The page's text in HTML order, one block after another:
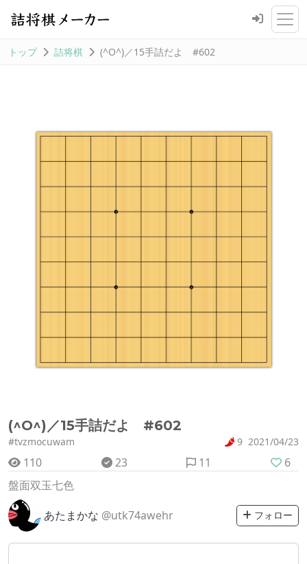
トップ 詰将棋 (^O^)／15手詰だよ #602
(^O^)／15手詰だよ #602
#tvzmocuwam 9 2021/04/23
110 23 11
6
盤面双玉七色
あたまかな @utk74awehr フォロー